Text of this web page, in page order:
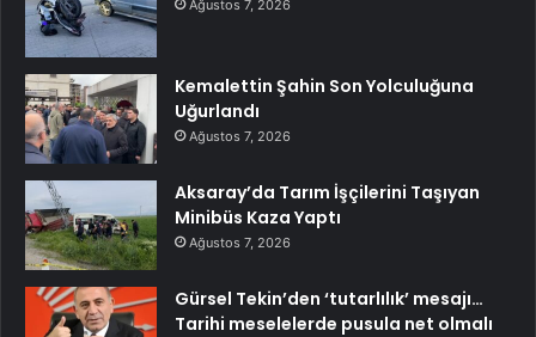
Ağustos 7, 2026
Kemalettin Şahin Son Yolculuğuna
Uğurlandı
Ağustos 7, 2026
Aksaray’da Tarım İşçilerini Taşıyan
Minibüs Kaza Yaptı
Ağustos 7, 2026
Gürsel Tekin’den ‘tutarlılık’ mesajı…
Tarihi meselelerde pusula net olmalı